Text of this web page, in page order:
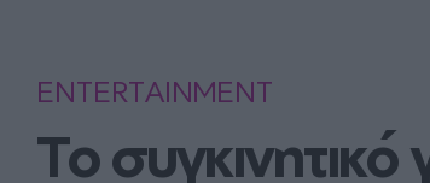
ENTERTAINMENT
To